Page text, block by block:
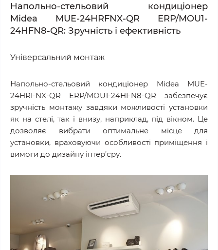
Напольно-стельовий кондиціонер
Midea MUE-24HRFNX-QR ERP/MOU1-
24HFN8-QR: Зручність і ефективність
Універсальний монтаж
Напольно-стельовий кондиціонер Midea MUE-
24HRFNX-QR ERP/MOU1-24HFN8-QR забезпечує
зручність монтажу завдяки можливості установки
як на стелі, так і внизу, наприклад, під вікном. Це
дозволяє вибрати оптимальне місце для
установки, враховуючи особливості приміщення і
вимоги до дизайну інтер’єру.